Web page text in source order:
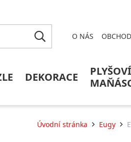
O NÁS
DEKORACE
PLYŠOVÍ
Úvodní stránka Eugy